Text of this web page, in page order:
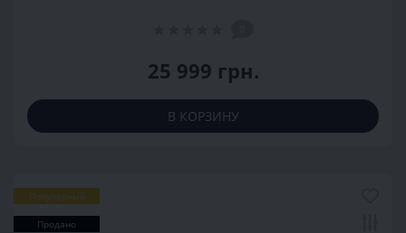
25 999 грн.
В КОРЗИНУ
Популярный
Продано